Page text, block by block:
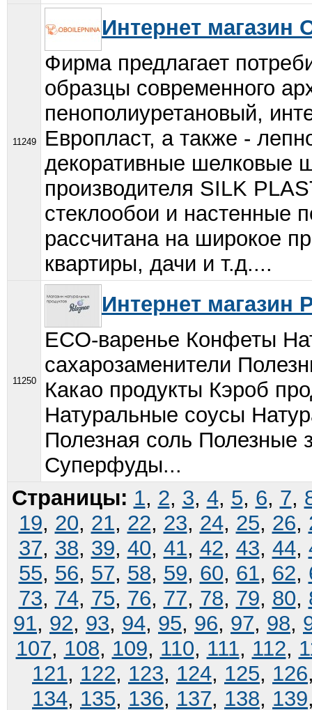
11249
Интернет магазин
Фирма предлагает
образцы современного
пенополиуретановый,
Европласт, а также -
декоративные шелковые
производителя SILK
стеклообои и настенные
рассчитана на широкое
квартиры, дачи и т.д....
11250
Интернет магазин
ECO-варенье Конфеты
сахарозаменители
Какао продукты Кэроб
Натуральные соусы
Полезная соль Полезные
Суперфуды...
Страницы: 1, 2, 3, 4, 5, 6, 7,
19, 20, 21, 22, 23, 24, 25, 26,
37, 38, 39, 40, 41, 42, 43, 44,
55, 56, 57, 58, 59, 60, 61, 62,
73, 74, 75, 76, 77, 78, 79, 80,
91, 92, 93, 94, 95, 96, 97, 98,
107, 108, 109, 110, 111, 112,
121, 122, 123, 124, 125, 126
134, 135, 136, 137, 138, 139